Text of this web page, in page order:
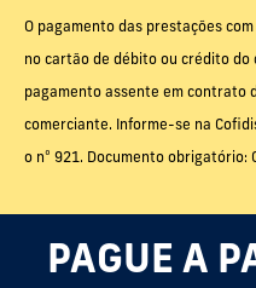
O pagamento das prestações
no cartão de débito ou crédito do
pagamento assente em contrato
comerciante. Informe-se na
o nº 921. Documento obrigatório:
PAGUE A